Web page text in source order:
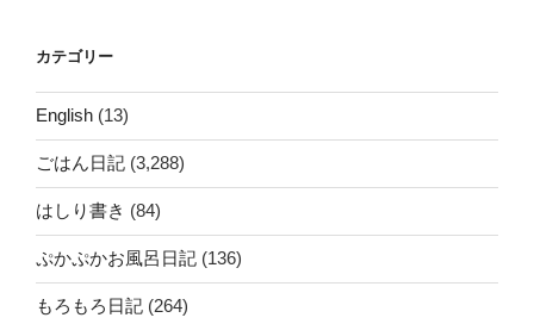
カテゴリー
English (13)
ごはん日記 (3,288)
はしり書き (84)
ぷかぷかお風呂日記 (136)
もろもろ日記 (264)